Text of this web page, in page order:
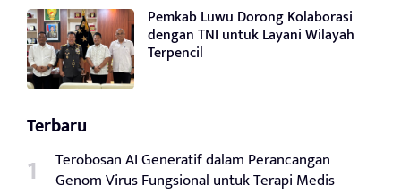
Pemkab Luwu Dorong Kolaborasi
dengan TNI untuk Layani Wilayah
Terpencil
Terbaru
Terobosan AI Generatif dalam Perancangan
Genom Virus Fungsional untuk Terapi Medis